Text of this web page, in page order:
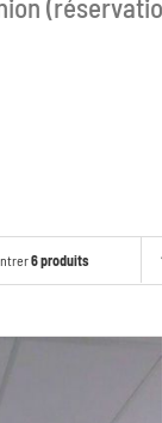
6 produits